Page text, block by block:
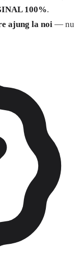
100%.
ajung la noi — nu